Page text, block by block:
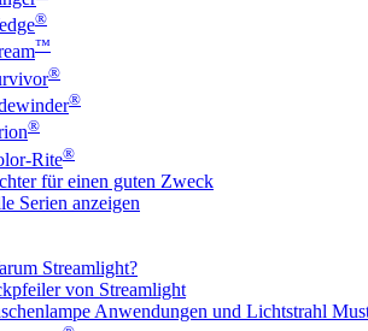
®
™
®
®
®
Rite®
für einen guten Zweck
Serien anzeigen
Streamlight?
von Streamlight
Anwendungen und Lichtstrahl